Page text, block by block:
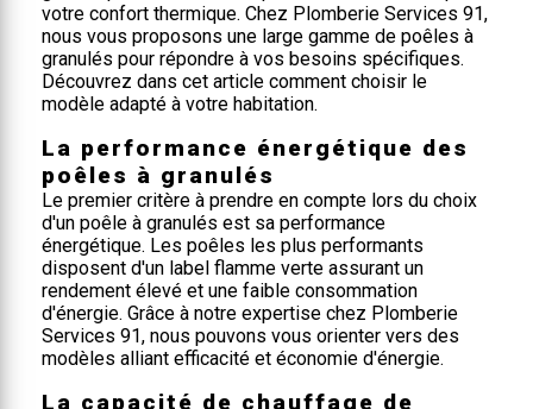
votre confort thermique. Chez Plomberie Services 91,
nous vous proposons une large gamme de poêles à
granulés pour répondre à vos besoins spécifiques.
Découvrez dans cet article comment choisir le
modèle adapté à votre habitation.
La performance énergétique des
poêles à granulés
Le premier critère à prendre en compte lors du choix
d'un poêle à granulés est sa performance
énergétique. Les poêles les plus performants
disposent d'un label flamme verte assurant un
rendement élevé et une faible consommation
d'énergie. Grâce à notre expertise chez Plomberie
Services 91, nous pouvons vous orienter vers des
modèles alliant efficacité et économie d'énergie.
La capacité de chauffage de